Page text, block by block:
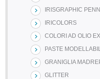
IRISGRAPHIC
IRICOLORS
COLORI AD OLIO
PASTE
GRANIGLIA
GLITTER